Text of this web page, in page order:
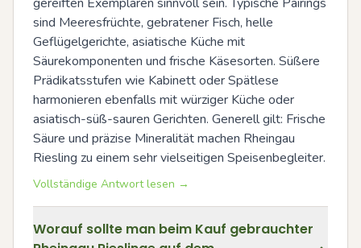
sind Meeresfrüchte, gebratener Fisch, helle
Geflügelgerichte, asiatische Küche mit
Säurekomponenten und frische Käsesorten. Süßere
Prädikatsstufen wie Kabinett oder Spätlese
harmonieren ebenfalls mit würziger Küche oder
asiatisch-süß-sauren Gerichten. Generell gilt: Frische
Säure und präzise Mineralität machen Rheingau
Riesling zu einem sehr vielseitigen Speisenbegleiter.
Vollständige Antwort lesen →
Worauf sollte man beim Kauf gebrauchter